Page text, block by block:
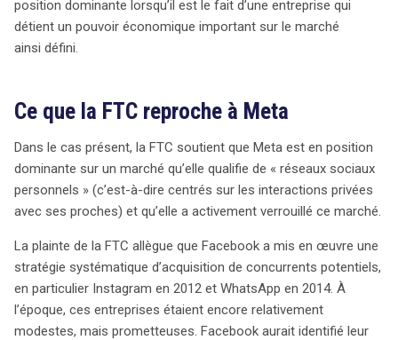
position dominante lorsqu’il est le fait d’une entreprise qui
détient un pouvoir économique important sur le marché
ainsi défini.
Ce que la FTC reproche à Meta
Dans le cas présent, la FTC soutient que Meta est en position
dominante sur un marché qu’elle qualifie de « réseaux sociaux
personnels » (c’est-à-dire centrés sur les interactions privées
avec ses proches) et qu’elle a activement verrouillé ce marché.
La plainte de la FTC allègue que Facebook a mis en œuvre une
stratégie systématique d’acquisition de concurrents potentiels,
en particulier Instagram en 2012 et WhatsApp en 2014. À
l’époque, ces entreprises étaient encore relativement
modestes, mais prometteuses. Facebook aurait identifié leur